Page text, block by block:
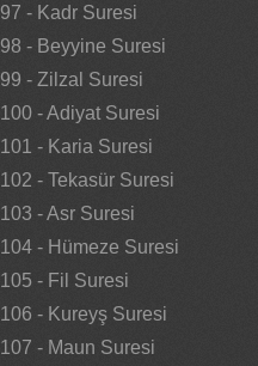
97 - Kadr Suresi
98 - Beyyine Suresi
99 - Zilzal Suresi
100 - Adiyat Suresi
101 - Karia Suresi
102 - Tekasür Suresi
103 - Asr Suresi
104 - Hümeze Suresi
105 - Fil Suresi
106 - Kureyş Suresi
107 - Maun Suresi